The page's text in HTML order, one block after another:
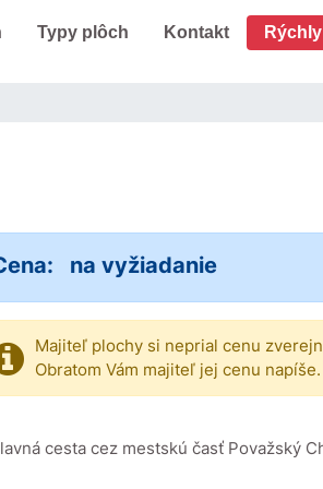
Typy plôch Kontakt
na vyžiadanie
Majiteľ plochy si neprial cenu
Obratom Vám majiteľ jej cenu napíše.
cesta cez mestskú časť Považský